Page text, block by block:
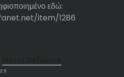
εδώ:
item/1286